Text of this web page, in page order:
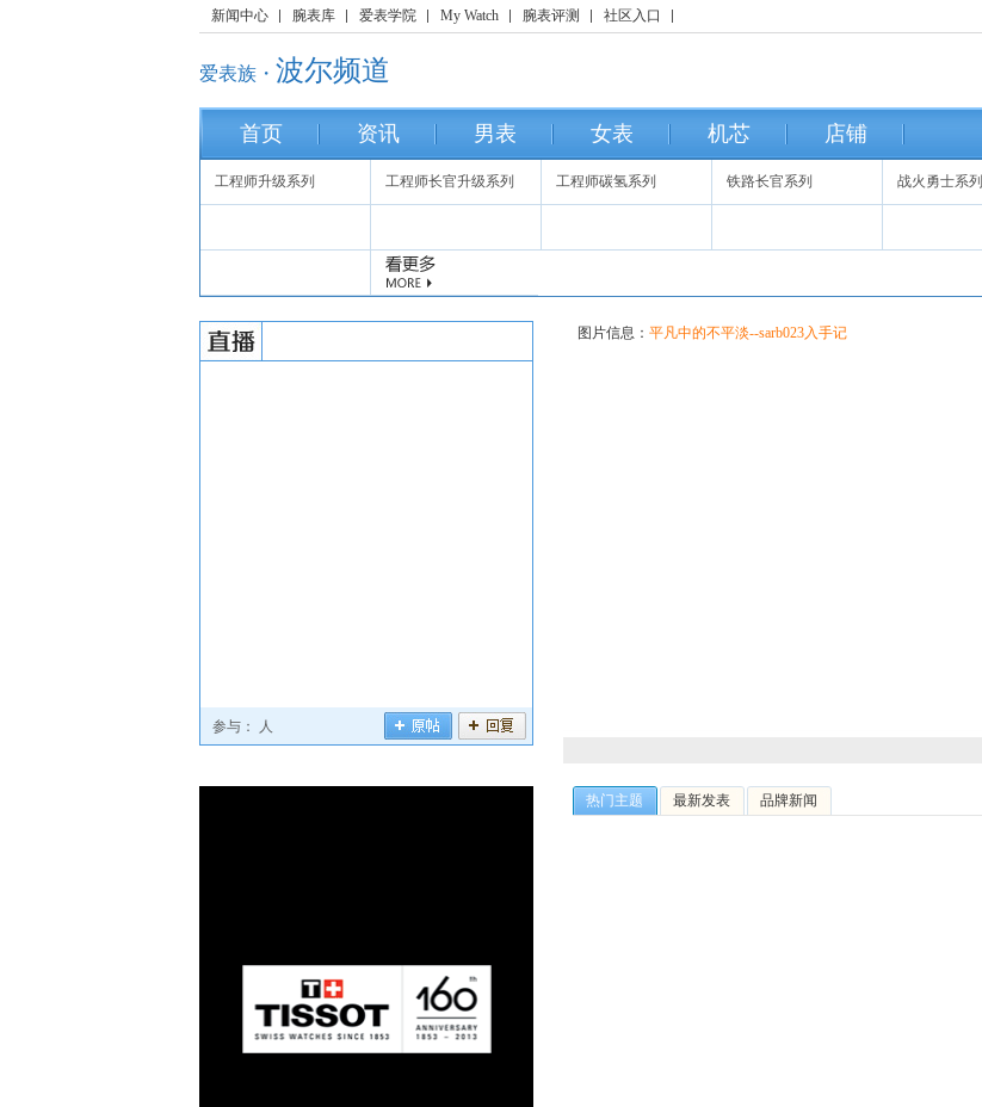
新闻中心 腕表库 爱表学院 My Watch 腕表评测 社区入口
爱表族・ 波尔频道
首页 资讯 男表 女表 机芯 店铺
工程师升级系列 工程师长官升级系列 工程师碳氢系列 铁路长官系列 战火勇士系列
参与： 人
图片信息： 平凡中的不平淡--sarb023入手记
热门主题 最新发表 品牌新闻